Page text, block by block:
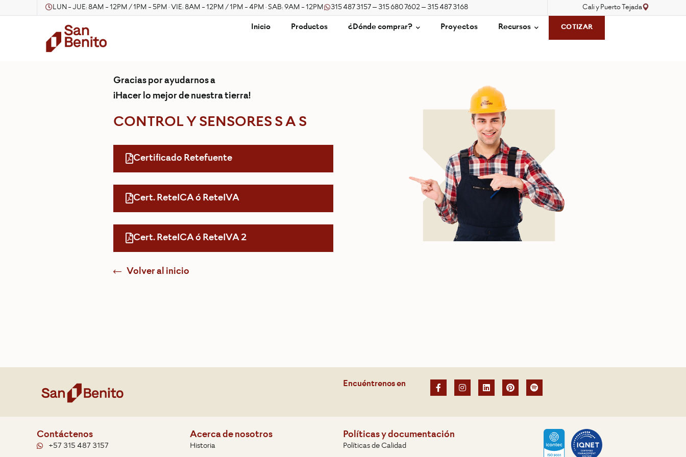
LUN - JUE: 8AM - 12PM / 1PM - 5PM · VIE: 8AM - 12PM / 1PM - 4PM · SAB: 9AM - 12PM 315 487 3157 – 315 680 7602 – 315 487 3168 Cali y Puerto Tejada
Inicio Productos ¿Dónde comprar? Proyectos Recursos COTIZAR
Gracias por ayudarnos a
¡Hacer lo mejor de nuestra tierra!
CONTROL Y SENSORES S A S
Certificado Retefuente
Cert. ReteICA ó ReteIVA
Cert. ReteICA ó ReteIVA 2
Volver al inicio
Encuéntrenos en
Contáctenos
+57 315 487 3157
Acerca de nosotros
Historia
Políticas y documentación
Políticas de Calidad